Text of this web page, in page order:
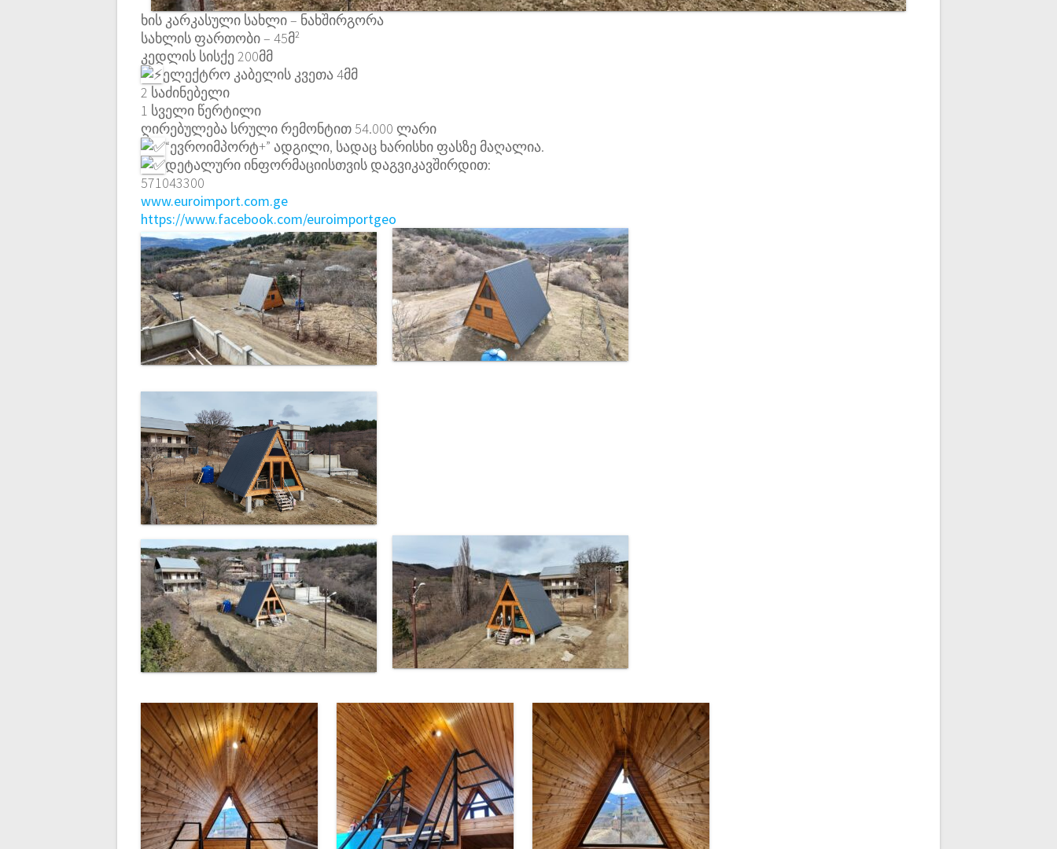
ხის კარკასული სახლი – ნახშირგორა
სახლის ფართობი – 45მ²
კედლის სისქე 200მმ
ელექტრო კაბელის კვეთა 4მმ
2 საძინებელი
1 სველი წერტილი
ღირებულება სრული რემონტით 54.000 ლარი
“ევროიმპორტ+” ადგილი, სადაც ხარისხი ფასზე მაღალია.
დეტალური ინფორმაციისთვის დაგვიკავშირდით:
571043300
www.euroimport.com.ge
https://www.facebook.com/euroimportgeo